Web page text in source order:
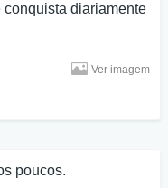
conquista diariamente
Ver imagem
poucos.